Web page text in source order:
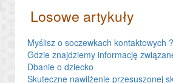
Losowe artykuły
Myślisz o soczewkach kontaktowych ?
Gdzie znajdziemy informację
Dbanie o dziecko
Skuteczne nawilżenie przesuszonej